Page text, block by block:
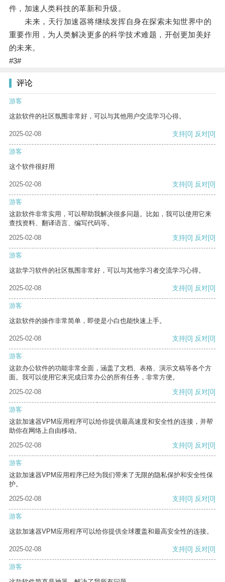
件，加速人类科技的革新和升级。
未来，天行加速器将继续发挥自身在探索未知世界中的
重要作用，为人类解决更多的科学技术难题，开创更加美好
的未来。
#3#
评论
游客
这款软件的社区氛围非常好，可以与其他用户交流学习心得。
2025-02-08 支持[0] 反对[0]
游客
这个软件很好用
2025-02-08 支持[0] 反对[0]
游客
这款软件非常实用，可以帮助我解决很多问题。比如，我可以使用它来
查找资料、翻译语言、编写代码等。
2025-02-08
支持[0] 反对[0]
游客
这款学习软件的社区氛围非常好，可以与其他学习者交流学习心得。
2025-02-08 支持[0] 反对[0]
游客
这款软件的操作非常简单，即使是小白也能快速上手。
2025-02-08 支持[0] 反对[0]
游客
这款办公软件的功能非常全面，涵盖了文档、表格、演示文稿等各个方
面。我可以使用它来完成日常办公的所有任务，非常方便。
2025-02-08
支持[0] 反对[0]
游客
这款加速器VPM应用程序可以给你提供最高速度和安全性的连接，并帮
助你在网络上自由移动。
2025-02-08
支持[0] 反对[0]
游客
这款加速器VPM应用程序已经为我们带来了无限的隐私保护和安全性保
护。
2025-02-08
支持[0] 反对[0]
游客
这款加速器VPM应用程序可以给你提供全球覆盖和最高安全性的连接。
2025-02-08 支持[0] 反对[0]
游客